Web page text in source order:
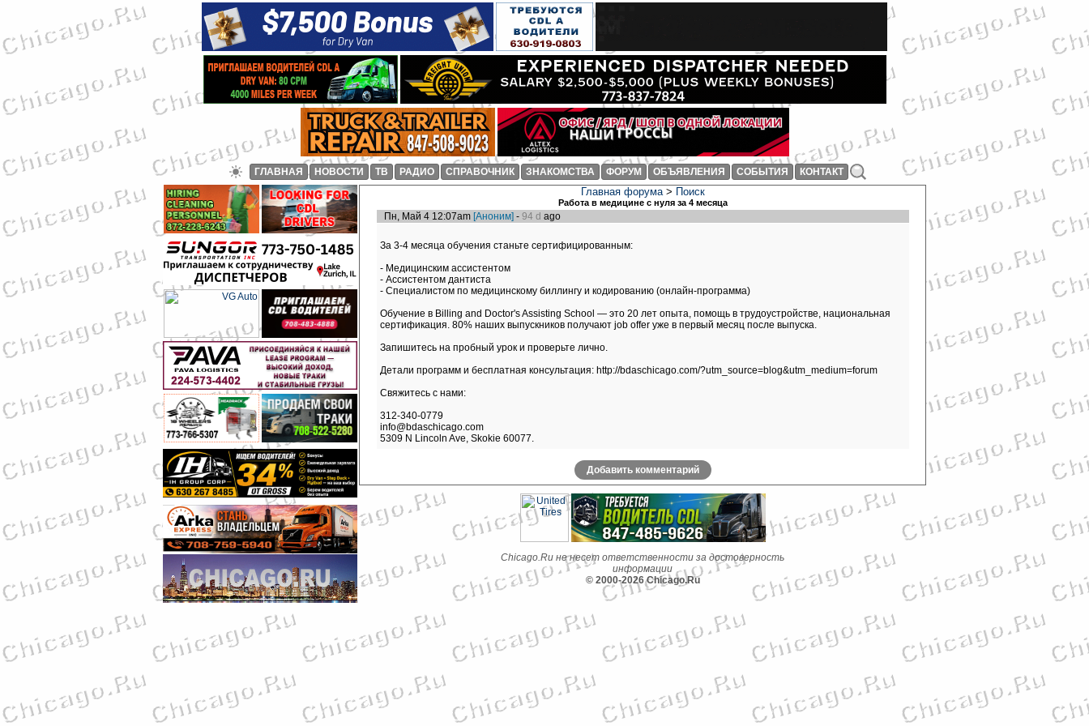
ГЛАВНАЯ НОВОСТИ ТВ РАДИО СПРАВОЧНИК ЗНАКОМСТВА ФОРУМ ОБЪЯВЛЕНИЯ СОБЫТИЯ КОНТАКТ
Главная форума> Поиск
Работа в медицине с нуля за 4 месяца
Пн, Май 4 12:07am [Аноним] -94 d ago
За 3-4 месяца обучения станьте сертифицированным:
- Медицинским ассистентом
- Ассистентом дантиста
- Специалистом по медицинскому биллингу и кодированию (онлайн-программа)
Обучение в Billing and Doctor's Assisting School — это 20 лет опыта, помощь в трудоустройстве, национальная
сертификация. 80% наших выпускников получают job offer уже в первый месяц после выпуска.
Запишитесь на пробный урок и проверьте лично.
Детали программ и бесплатная консультация: http://bdaschicago.com/?utm_source=blog&utm_medium=forum
Свяжитесь с нами:
312-340-0779
info@bdaschicago.com
5309 N Lincoln Ave, Skokie 60077.
Добавить комментарий
Chicago.Ru не несет ответственности за достоверность
информации
© 2000-2026 Chicago.Ru